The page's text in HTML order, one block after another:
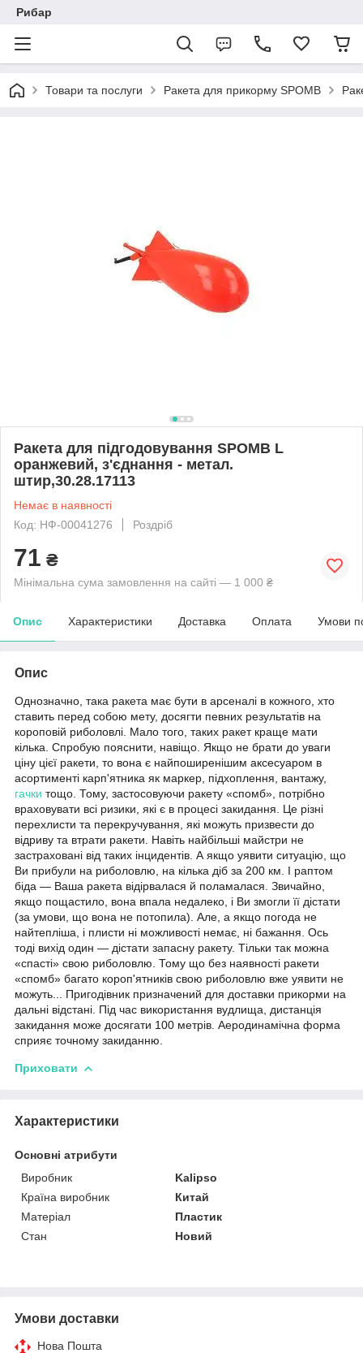
Рибар
Товари та послуги Ракета для прикорму SPOMB
Ракета для підгодовування SPOMB L
оранжевий, з'єднання - метал.
штир,30.28.17113
Немає в наявності
Код: НФ-00041276
Роздріб
71 ₴
Мінімальна сума замовлення на сайті — 1 000 ₴
Опис Характеристики Доставка Оплата Умови
Опис
Однозначно, така ракета має бути в арсеналі в кожного, хто
ставить перед собою мету, досягти певних результатів на
короповій риболовлі. Мало того, таких ракет краще мати
кілька. Спробую пояснити, навіщо. Якщо не брати до уваги
ціну цієї ракети, то вона є найпоширенішим аксесуаром в
асортименті карп'ятника як маркер, підхоплення, вантажу,
гачки тощо. Тому, застосовуючи ракету «спомб», потрібно
враховувати всі ризики, які є в процесі закидання. Це різні
перехлисти та перекручування, які можуть призвести до
відриву та втрати ракети. Навіть найбільші майстри не
застраховані від таких інцидентів. А якщо уявити ситуацію, що
Ви прибули на риболовлю, на кілька діб за 200 км. І раптом
біда — Ваша ракета відірвалася й поламалася. Звичайно,
якщо пощастило, вона впала недалеко, і Ви змогли її дістати
(за умови, що вона не потопила). Але, а якщо погода не
найтепліша, і плисти ні можливості немає, ні бажання. Ось
тоді вихід один — дістати запасну ракету. Тільки так можна
«спасті» свою риболовлю. Тому що без наявності ракети
«спомб» багато короп'ятників свою риболовлю вже уявити не
можуть... Пригодівник призначений для доставки прикорми на
дальні відстані. Під час використання вудлища, дистанція
закидання може досягати 100 метрів. Аеродинамічна форма
сприяє точному закиданню.
Приховати
Характеристики
Основні атрибути
Виробник
Kalipso
Країна виробник
Китай
Матеріал
Пластик
Стан
Новий
Умови доставки
Нова Пошта